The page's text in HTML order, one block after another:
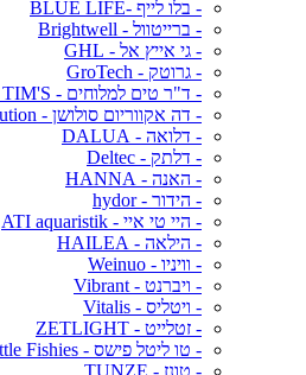
- בלו לייף -BLUE LIFE
- ברייטוול - Brightwell
- גי אייץ אל - GHL
- גרוטק - GroTech
- ד"ר טים למלוחים - DR. TIM'S
- דה אקווריום סולושן - The Aquarium Solution
- דלואה - DALUA
- דלתק - Deltec
- האנה - HANNA
- הידור - hydor
- היי טי איי - ATI aquaristik
- הילאה - HAILEA
- וויניו - Weinuo
- ויברנט - Vibrant
- ויטליס - Vitalis
- זטלייט - ZETLIGHT
- טו ליטל פישס - Two Little Fishies
- טונז - TUNZE